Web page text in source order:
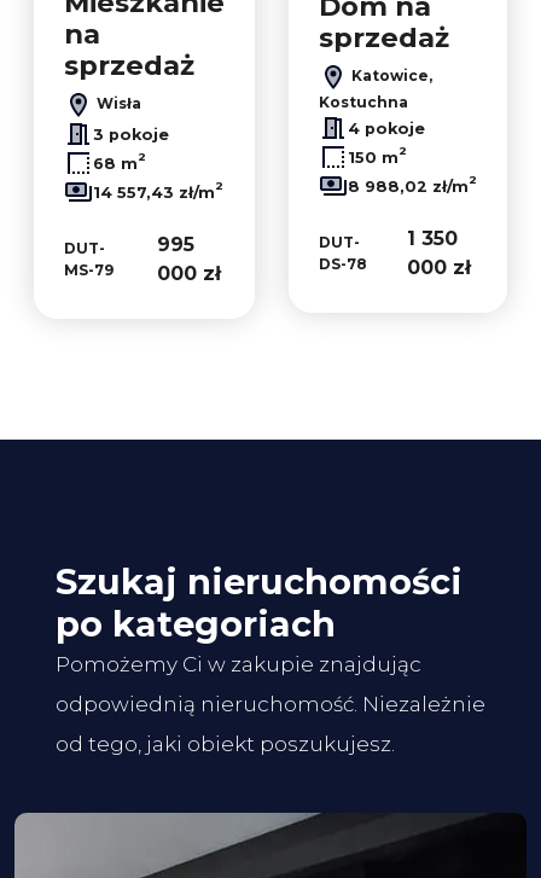
na
sprzedaż
Wisła
3 pokoje
68 m2
14 557,43 zł/m2
DUT-
MS-79
995
000 zł
sprzedaż
Katowice,
Kostuchna
4 pokoje
150 m2
8 988,02 zł/m2
DUT-
DS-78
1 350
000 zł
Szukaj nieruchomości
po kategoriach
Pomożemy Ci w zakupie znajdując
odpowiednią nieruchomość. Niezależnie
od tego, jaki obiekt poszukujesz.